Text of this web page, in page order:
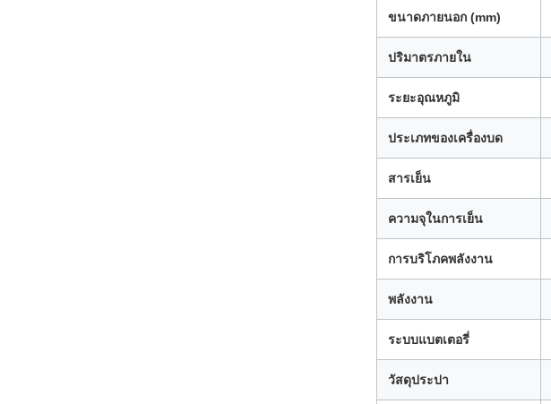
ขนาดภายนอก (mm)
ปริมาตรภายใน
ระยะอุณหภูมิ
ประเภทของเครื่องบด
สารเย็น
ความจุในการเย็น
การบริโภคพลังงาน
พลังงาน
ระบบแบตเตอรี่
วัสดุประปา